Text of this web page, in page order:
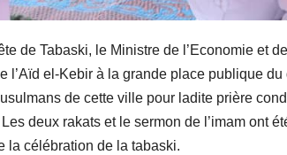
de Tabaski, le Ministre de l’Economie et
l’Aïd el-Kebir à la grande place publique
de cette ville pour ladite prière
deux rakats et le sermon de l’imam ont
la célébration de la tabaski.